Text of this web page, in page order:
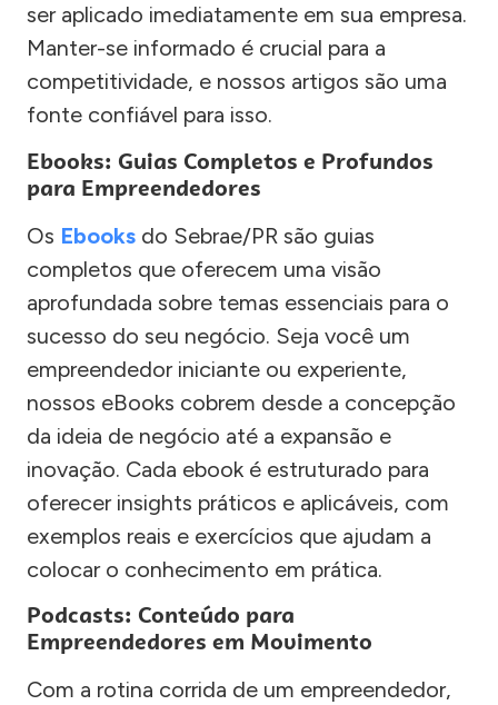
ser aplicado imediatamente em sua empresa.
Manter-se informado é crucial para a
competitividade, e nossos artigos são uma
fonte confiável para isso.
Ebooks: Guias Completos e Profundos
para Empreendedores
Os Ebooks do Sebrae/PR são guias
completos que oferecem uma visão
aprofundada sobre temas essenciais para o
sucesso do seu negócio. Seja você um
empreendedor iniciante ou experiente,
nossos eBooks cobrem desde a concepção
da ideia de negócio até a expansão e
inovação. Cada ebook é estruturado para
oferecer insights práticos e aplicáveis, com
exemplos reais e exercícios que ajudam a
colocar o conhecimento em prática.
Podcasts: Conteúdo para
Empreendedores em Movimento
Com a rotina corrida de um empreendedor,